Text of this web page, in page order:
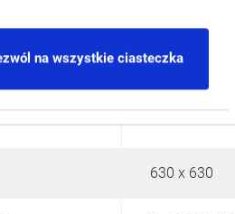
na wszystkie ciasteczka
630 x 630